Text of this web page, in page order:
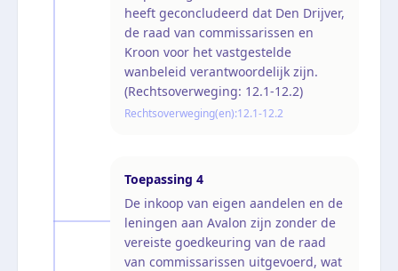
heeft geconcludeerd dat Den Drijver,
de raad van commissarissen en
Kroon voor het vastgestelde
wanbeleid verantwoordelijk zijn.
(Rechtsoverweging: 12.1-12.2)
Rechtsoverweging(en):12.1-12.2
Toepassing 4
De inkoop van eigen aandelen en de
leningen aan Avalon zijn zonder de
vereiste goedkeuring van de raad
van commissarissen uitgevoerd, wat